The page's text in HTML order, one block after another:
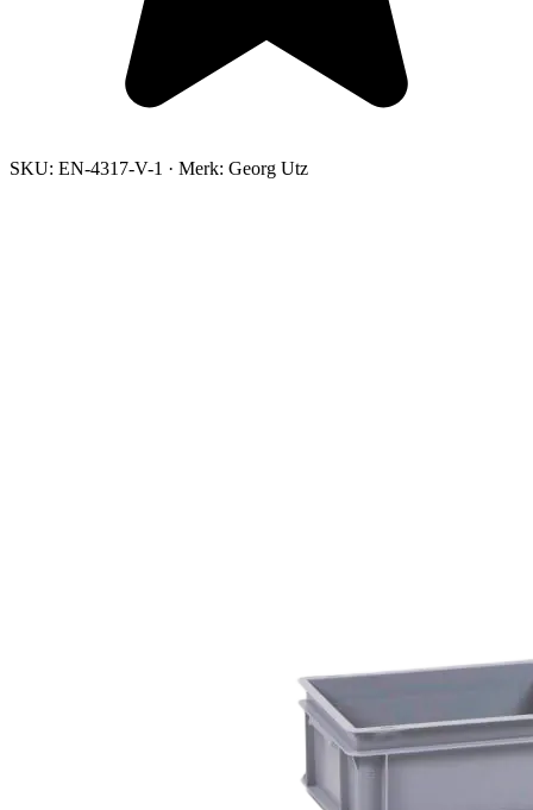
SKU: EN-4317-V-1 · Merk: Georg Utz